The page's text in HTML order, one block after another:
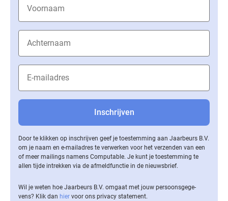
Door te klikken op inschrijven geef je toestemming aan Jaarbeurs B.V.
om je naam en e-mailadres te verwerken voor het verzenden van een
of meer mailings namens Computable. Je kunt je toestemming te
allen tijde intrekken via de af­meld­func­tie in de nieuwsbrief.
Wil je weten hoe Jaarbeurs B.V. omgaat met jouw per­soons­ge­ge­
vens? Klik dan hier voor ons privacy statement.